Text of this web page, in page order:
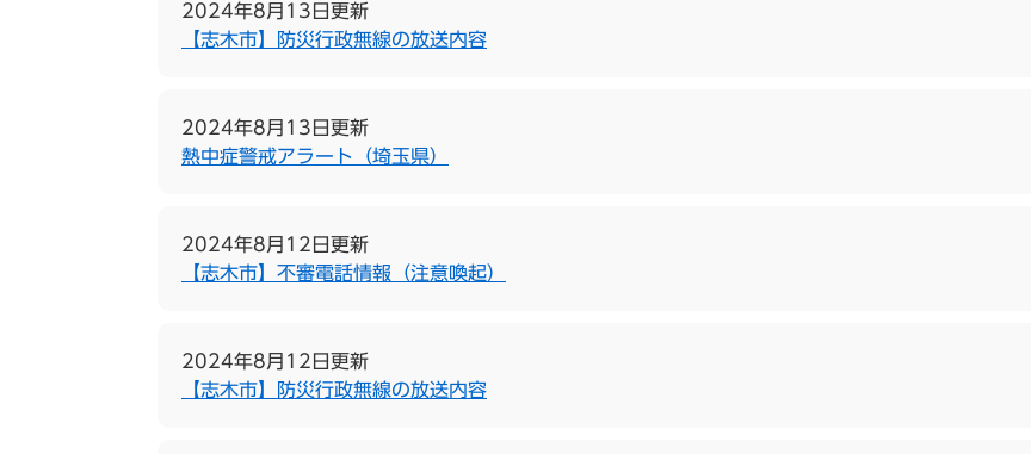
2024年8月13日更新
【志木市】防災行政無線の放送内容
2024年8月13日更新
熱中症警戒アラート（埼玉県）
2024年8月12日更新
【志木市】不審電話情報（注意喚起）
2024年8月12日更新
【志木市】防災行政無線の放送内容